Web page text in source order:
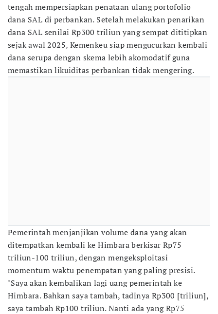
tengah mempersiapkan penataan ulang portofolio
dana SAL di perbankan. Setelah melakukan penarikan
dana SAL senilai Rp300 triliun yang sempat dititipkan
sejak awal 2025, Kemenkeu siap mengucurkan kembali
dana serupa dengan skema lebih akomodatif guna
memastikan likuiditas perbankan tidak mengering.
Pemerintah menjanjikan volume dana yang akan
ditempatkan kembali ke Himbara berkisar Rp75
triliun-100 triliun, dengan mengeksploitasi
momentum waktu penempatan yang paling presisi.
"Saya akan kembalikan lagi uang pemerintah ke
Himbara. Bahkan saya tambah, tadinya Rp300 [triliun],
saya tambah Rp100 triliun. Nanti ada yang Rp75